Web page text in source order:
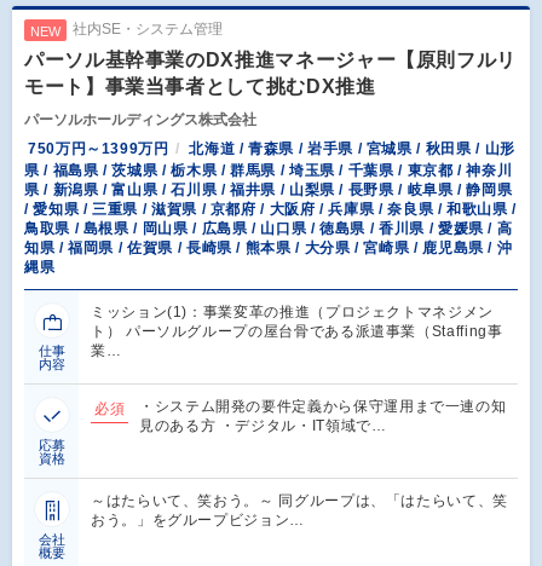
NEW 社内SE・システム管理
パーソル基幹事業のDX推進マネージャー【原則フルリ
モート】事業当事者として挑むDX推進
パーソルホールディングス株式会社
750万円～1399万円
北海道 / 青森県 / 岩手県 / 宮城県 / 秋田県 / 山形
県 / 福島県 / 茨城県 / 栃木県 / 群馬県 / 埼玉県 / 千葉県 / 東京都 / 神奈川
県 / 新潟県 / 富山県 / 石川県 / 福井県 / 山梨県 / 長野県 / 岐阜県 / 静岡県
/ 愛知県 / 三重県 / 滋賀県 / 京都府 / 大阪府 / 兵庫県 / 奈良県 / 和歌山県 /
鳥取県 / 島根県 / 岡山県 / 広島県 / 山口県 / 徳島県 / 香川県 / 愛媛県 / 高
知県 / 福岡県 / 佐賀県 / 長崎県 / 熊本県 / 大分県 / 宮崎県 / 鹿児島県 / 沖
縄県
仕事
内容
ミッション(1)：事業変革の推進（プロジェクトマネジメン
ト） パーソルグループの屋台骨である派遣事業（Staffing事
業…
応募
資格
必須
・システム開発の要件定義から保守運用まで一連の知
見のある方 ・デジタル・IT領域で…
会社
概要
～はたらいて、笑おう。～ 同グループは、「はたらいて、笑
おう。」をグループビジョン…